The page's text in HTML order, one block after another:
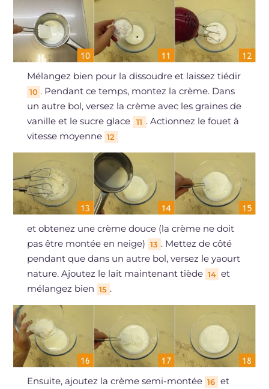
Mélangez bien pour la dissoudre et laissez tiédir
10 . Pendant ce temps, montez la crème. Dans
un autre bol, versez la crème avec les graines de
vanille et le sucre glace
11 . Actionnez le fouet à
vitesse moyenne 12
et obtenez une crème douce (la crème ne doit
pas être montée en neige) 13 . Mettez de côté
pendant que dans un autre bol, versez le yaourt
nature. Ajoutez le lait maintenant tiède 14 et
mélangez bien 15 .
Ensuite, ajoutez la crème semi-montée 16 et